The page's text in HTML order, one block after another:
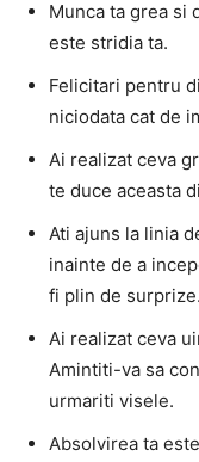
Munca ta grea si
este stridia ta.
Felicitari pentru
niciodata cat de
Ai realizat ceva
te duce aceasta
Ati ajuns la linia
inainte de a
fi plin de surprize.
Ai realizat ceva
Amintiti-va sa
urmariti visele.
Absolvirea ta